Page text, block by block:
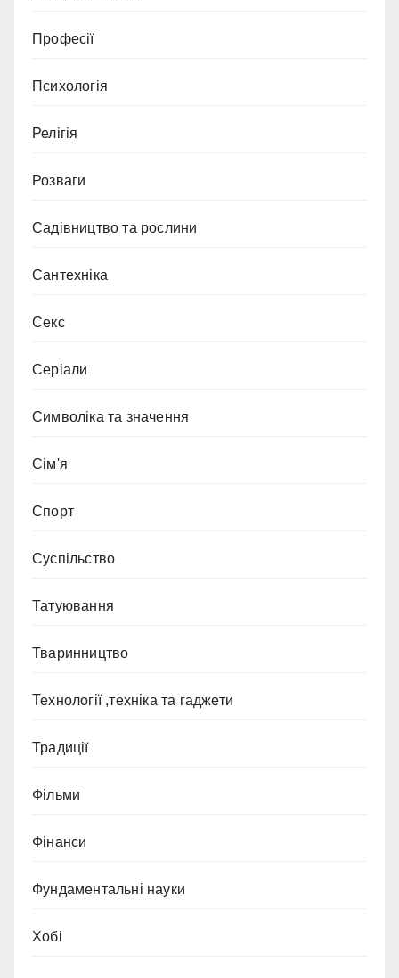
Професії
Психологія
Релігія
Розваги
Садівництво та рослини
Сантехніка
Секс
Серіали
Символіка та значення
Сім'я
Спорт
Суспільство
Татуювання
Тваринництво
Технології ,техніка та гаджети
Традиції
Фільми
Фінанси
Фундаментальні науки
Хобі